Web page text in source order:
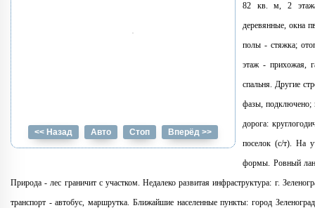
<< Назад Авто Стоп Вперёд >>
82 кв. м, 2 этажа
деревянные, окна
полы - стяжка;
этаж - прихожая,
спальня. Другие
фазы, подключено;
дорога:
поселок (с/т). На
формы. Ровный
Природа - лес граничит с участком. Недалеко развитая инфраструктура: г.
транспорт - автобус, маршрутка. Ближайшие населенные пункты: город